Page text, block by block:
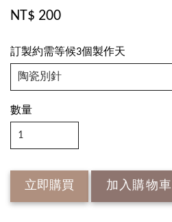
NT$ 200
訂製約需等候3個製作天
數量
立即購買 加入購物車